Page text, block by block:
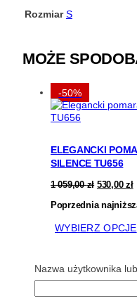
Rozmiar S
MOŻE
-50%
ELEGANCKI
SILENCE TU656
1 059,00zł Pierwotna
wynosiła:
059,00 zł.
530,00zł
Poprzednia
WYBIERZ OPCJE
PODOBNE
Nazwa użytkownika